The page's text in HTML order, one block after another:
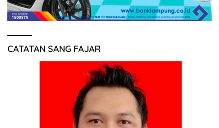
CATATAN SANG FAJAR